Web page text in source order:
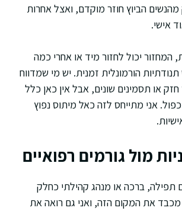
הביוץ חוזר מוקדם, ואצל אחרות
אישי.
המחזור יכול לחזור מיד או אחרי כמה
הורמונלית זמנית. יש מי שמדווח
חזק או תסמינים שונים, אבל אין כאן כלל
אני מתייחס לזה כאל מיתוס נפוץ
מול גורמים רפואיים
תפילה, ברכה או מנהג קהילתי כחלק
מכבד את המקום הזה, ואני גם רואה את